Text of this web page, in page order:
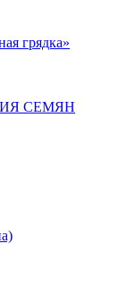
грядка»
СЕМЯН